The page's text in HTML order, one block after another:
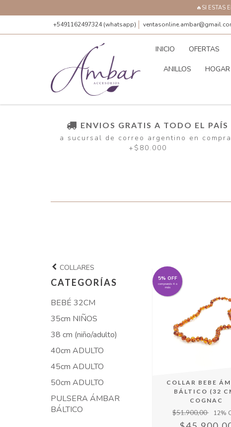
🔥SI ESTAS
+5491162497324 (whatsapp)
INICIO OFERTAS
ANILLOS HOGAR
ENVIOS GRATIS A TODO EL PAÍS
a sucursal de correo argentino en
+$80.000
COLLARES
CATEGORÍAS
BEBÉ 32CM
35cm NIÑOS
38 cm (niño/adulto)
40cm ADULTO
45cm ADULTO
50cm ADULTO
PULSERA ÁMBAR
BÁLTICO
5% OFF
comprando 4 o
más
COLLAR BEBE
BÁLTICO (32
COGNAC
$51.900,00 12%